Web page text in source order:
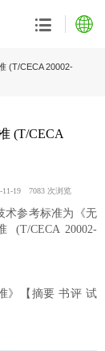
(T/CECA 20002-
(T/CECA
11-19 7083 次浏览
术参考标准为《无
CECA 20002-
》【摘要 书评 试